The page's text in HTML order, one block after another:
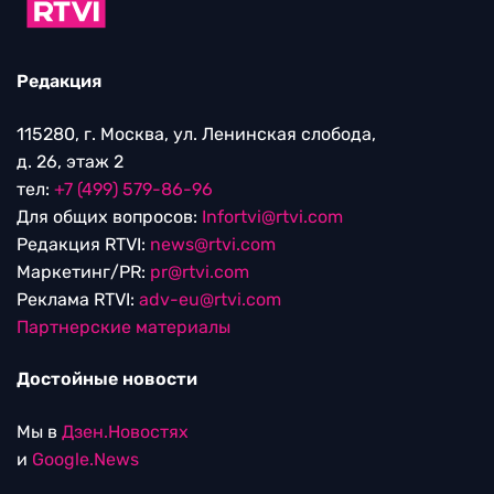
Редакция
115280, г. Москва, ул. Ленинская слобода,
д. 26, этаж 2
тел: +7 (499) 579-86-96
Для общих вопросов: Infortvi@rtvi.com
Редакция RTVI: news@rtvi.com
Маркетинг/PR: pr@rtvi.com
Реклама RTVI: adv-eu@rtvi.com
Партнерские материалы
Достойные новости
Мы в Дзен.Новостях
и Google.News